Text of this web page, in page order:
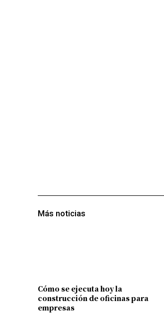
Más noticias
Cómo se ejecuta hoy la
construcción de oficinas para
empresas